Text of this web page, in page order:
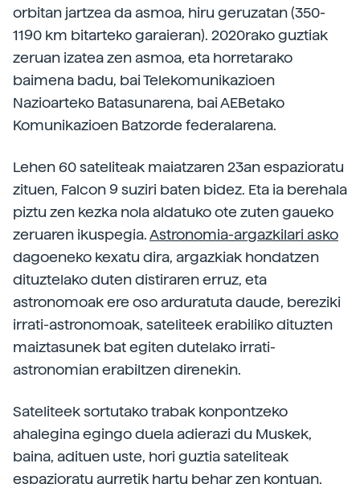
orbitan jartzea da asmoa, hiru geruzatan (350-
1190 km bitarteko garaieran). 2020rako guztiak
zeruan izatea zen asmoa, eta horretarako
baimena badu, bai Telekomunikazioen
Nazioarteko Batasunarena, bai AEBetako
Komunikazioen Batzorde federalarena.
Lehen 60 sateliteak maiatzaren 23an espazioratu
zituen, Falcon 9 suziri baten bidez. Eta ia berehala
piztu zen kezka nola aldatuko ote zuten gaueko
zeruaren ikuspegia.Astronomia-argazkilari asko
dagoeneko kexatu dira, argazkiak hondatzen
dituztelako duten distiraren erruz, eta
astronomoak ere oso arduratuta daude, bereziki
irrati-astronomoak, sateliteek erabiliko dituzten
maiztasunek bat egiten dutelako irrati-
astronomian erabiltzen direnekin.
Sateliteek sortutako trabak konpontzeko
ahalegina egingo duela adierazi du Muskek,
baina, adituen uste, hori guztia sateliteak
espazioratu aurretik hartu behar zen kontuan.